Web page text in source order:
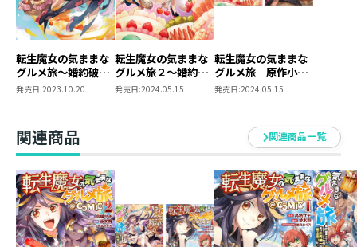
茨木野
２巻です。止まらないマリィの食欲、今度はデザートを
喰らい尽くします！
転生魔女の気ままな
グルメ旅～婚約破棄
された落ちこぼれ令
嬢、実は世界唯一の
や食材採取です」
発売日:2023.10.20
転生魔女の気ままな
グルメ旅２～婚約破
棄された落ちこぼれ
令嬢、実は世界唯一
発売日:2024.05.15
転生魔女の気ままな
グルメ旅 原作小説
第2巻＋コミックス
第1巻 2冊同時購入
発売日:2024.05.15
関連商品 関連商品一覧